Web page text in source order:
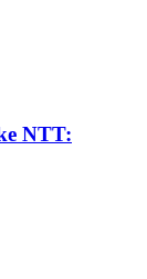
NTT: